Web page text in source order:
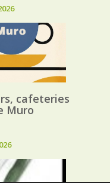
cafeteries
Muro